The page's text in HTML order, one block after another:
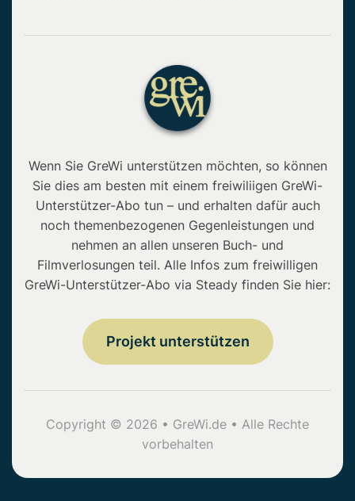
Wenn Sie GreWi unterstützen möchten, so können
Sie dies am besten mit einem freiwiliigen GreWi-
Unterstützer-Abo tun – und erhalten dafür auch
noch themenbezogenen Gegenleistungen und
nehmen an allen unseren Buch- und
Filmverlosungen teil. Alle Infos zum freiwilligen
GreWi-Unterstützer-Abo via Steady finden Sie hier:
Projekt unterstützen
Copyright © 2026 • GreWi.de • Alle Rechte
vorbehalten